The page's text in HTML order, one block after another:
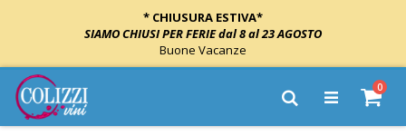
* CHIUSURA ESTIVA*
SIAMO CHIUSI PER FERIE dal 8 al 23 AGOSTO
Buone Vacanze
Salta
al
contenuto
Cart
0
Cerca